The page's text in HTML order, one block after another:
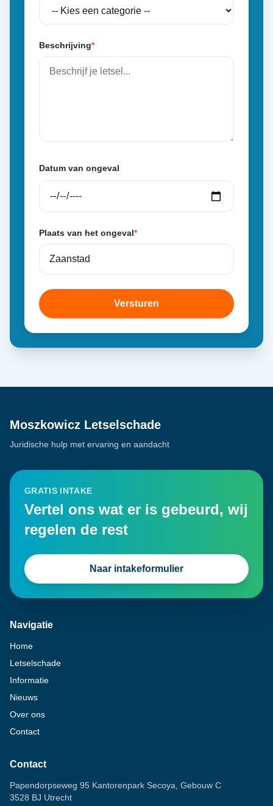
Beschrijving*
Datum van ongeval
Plaats van het ongeval*
Versturen
Moszkowicz Letselschade
Juridische hulp met ervaring en aandacht
GRATIS INTAKE
Vertel ons wat er is gebeurd, wij
regelen de rest
Naar intakeformulier
Navigatie
Home
Letselschade
Informatie
Nieuws
Over ons
Contact
Contact
Papendorpseweg 95 Kantorenpark Secoya, Gebouw C
3528 BJ Utrecht